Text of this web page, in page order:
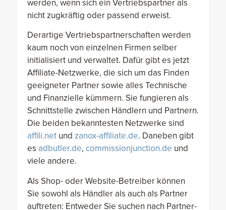
werden, wenn sich ein Vertriebspartner als
nicht zugkräftig oder passend erweist.
Derartige Vertriebspartnerschaften werden
kaum noch von einzelnen Firmen selber
initialisiert und verwaltet. Dafür gibt es jetzt
Affiliate-Netzwerke, die sich um das Finden
geeigneter Partner sowie alles Technische
und Finanzielle kümmern. Sie fungieren als
Schnittstelle zwischen Händlern und Partnern.
Die beiden bekanntesten Netzwerke sind
affili.netund zanox-affiliate.de. Daneben gibt
es adbutler.de, commissionjunction.de und
viele andere.
Als Shop- oder Website-Betreiber können
Sie sowohl als Händler als auch als Partner
auftreten: Entweder Sie suchen nach Partner-